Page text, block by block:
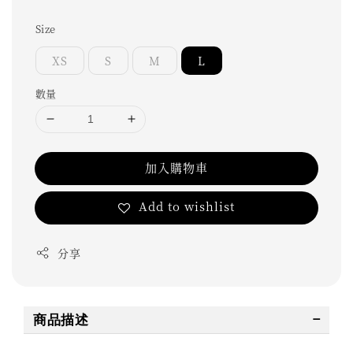
Size
XS S M L
數量
加入購物車
Add to wishlist
分享
商品描述